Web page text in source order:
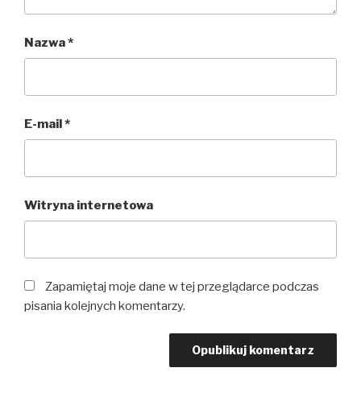
Nazwa*
E-mail*
Witryna internetowa
Zapamiętaj moje dane w tej przeglądarce podczas
pisania kolejnych komentarzy.